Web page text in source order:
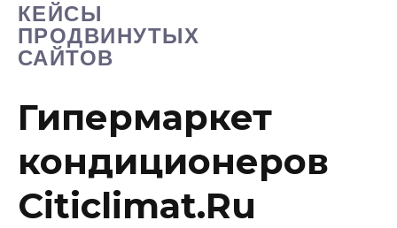
КЕЙСЫ
ПРОДВИНУТЫХ
САЙТОВ
Гипермаркет
кондиционеров
Citiclimat.Ru